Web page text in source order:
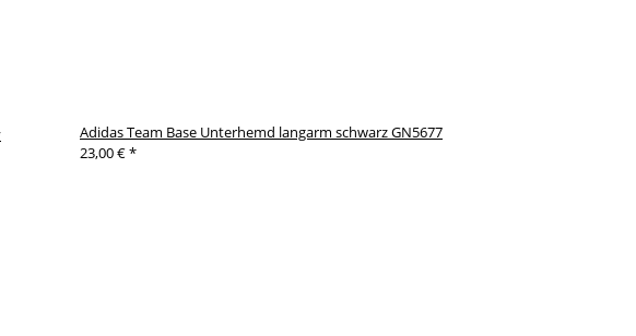
Adidas Team Base Unterhemd langarm schwarz GN5677
23,00 €*